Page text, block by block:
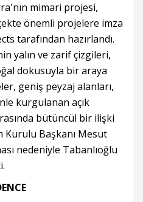
mimari projesi,
önemli projelere imza
tarafından hazırlandı.
yalın ve zarif çizgileri,
dokusuyla bir araya
geniş peyzaj alanları,
kurgulanan açık
bütüncül bir ilişki
Başkanı Mesut
nedeniyle Tabanlıoğlu